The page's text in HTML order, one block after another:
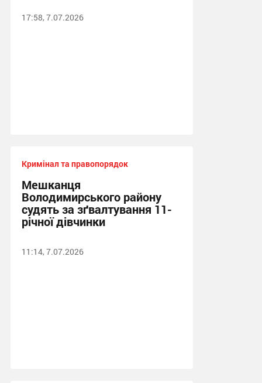
17:58, 7.07.2026
Кримінал та правопорядок
Мешканця
Володимирського району
судять за зґвалтування 11-
річної дівчинки
11:14, 7.07.2026